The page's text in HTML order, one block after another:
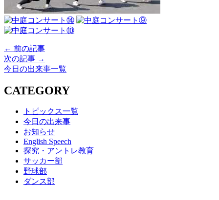
← 前の記事
次の記事 →
今日の出来事一覧
CATEGORY
トピックス一覧
今日の出来事
お知らせ
English Speech
探究・アントレ教育
サッカー部
野球部
ダンス部